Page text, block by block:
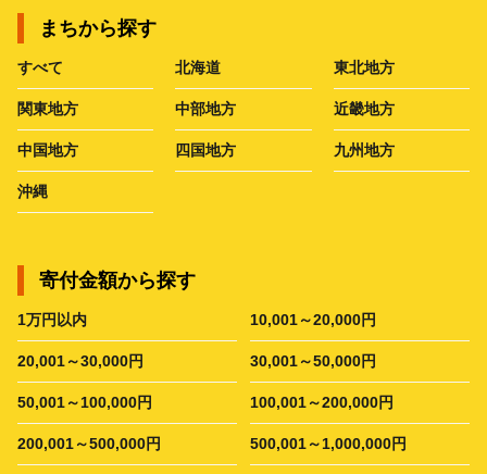
まちから探す
すべて 北海道 東北地方
関東地方 中部地方 近畿地方
中国地方 四国地方 九州地方
沖縄
寄付金額から探す
1万円以内 10,001～20,000円
20,001～30,000円 30,001～50,000円
50,001～100,000円 100,001～200,000円
200,001～500,000円 500,001～1,000,000円